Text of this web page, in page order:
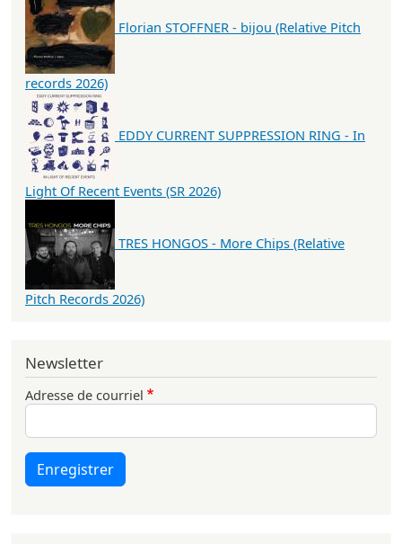
Florian STOFFNER - bijou (Relative Pitch
records 2026)
EDDY CURRENT SUPPRESSION RING - In
Light Of Recent Events (SR 2026)
TRES HONGOS - More Chips (Relative
Pitch Records 2026)
Newsletter
Adresse de courriel
Enregistrer